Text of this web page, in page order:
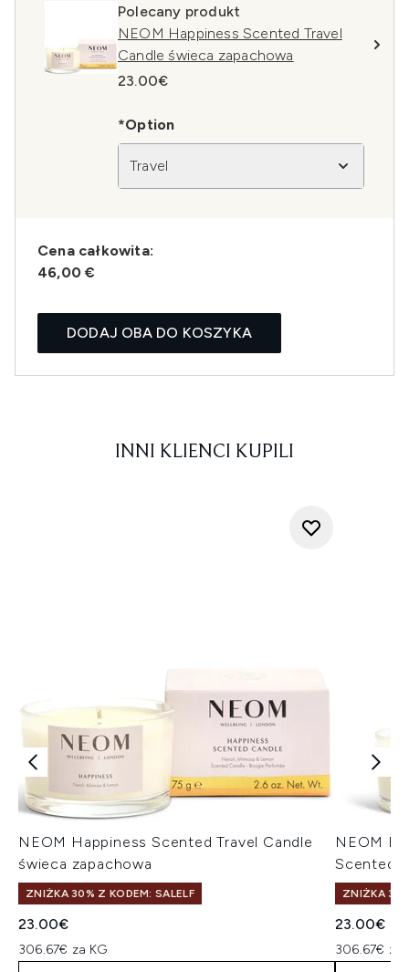
Polecany produkt
NEOM Happiness Scented Travel
Candle świeca zapachowa
23.00€
*Option
Travel
Cena całkowita:
46,00 €
DODAJ OBA DO KOSZYKA
INNI KLIENCI KUPILI
NEOM Happiness Scented Travel Candle
świeca zapachowa
ZNIŻKA 30% Z KODEM: SALELF
23.00€
306.67€ za KG
NEOM
Scented
ZNIŻKA
23.00€
306.67€ za